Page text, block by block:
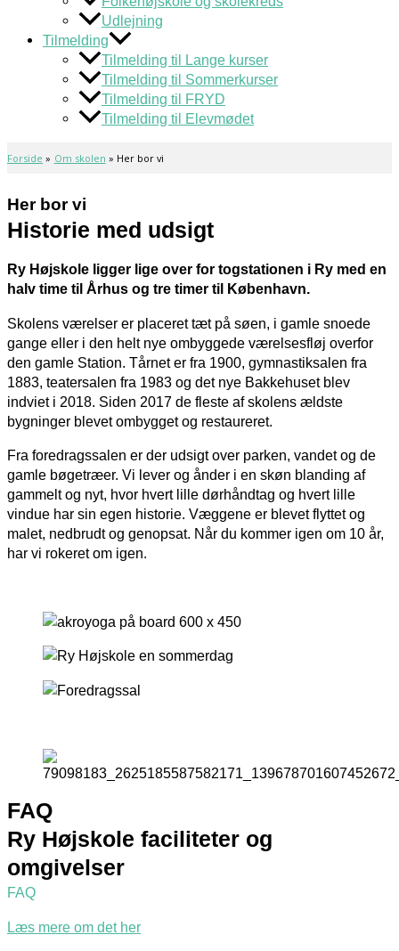
Udlejning
Tilmelding
Tilmelding til Lange kurser
Tilmelding til Sommerkurser
Tilmelding til FRYD
Tilmelding til Elevmødet
Forside Om skolen Her bor vi
Her bor vi
Historie med udsigt
Ry Højskole ligger lige over for togstationen i Ry med en
halv time til Århus og tre timer til København.
Skolens værelser er placeret tæt på søen, i gamle snoede
gange eller i den helt nye ombyggede værelsesfløj overfor
den gamle Station. Tårnet er fra 1900, gymnastiksalen fra
1883, teatersalen fra 1983 og det nye Bakkehuset blev
indviet i 2018. Siden 2017 de fleste af skolens ældste
bygninger blevet ombygget og restaureret.
Fra foredragssalen er der udsigt over parken, vandet og de
gamle bøgetræer. Vi lever og ånder i en skøn blanding af
gammelt og nyt, hvor hvert lille dørhåndtag og hvert lille
vindue har sin egen historie. Væggene er blevet flyttet og
malet, nedbrudt og genopsat. Når du kommer igen om 10 år,
har vi rokeret om igen.
FAQ
Ry Højskole faciliteter og
omgivelser
FAQ
Læs mere om det her